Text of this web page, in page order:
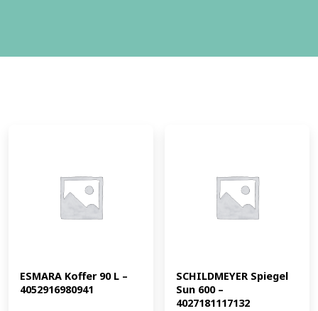
ESMARA Koffer 90 L –
4052916980941
SCHILDMEYER Spiegel
Sun 600 –
4027181117132